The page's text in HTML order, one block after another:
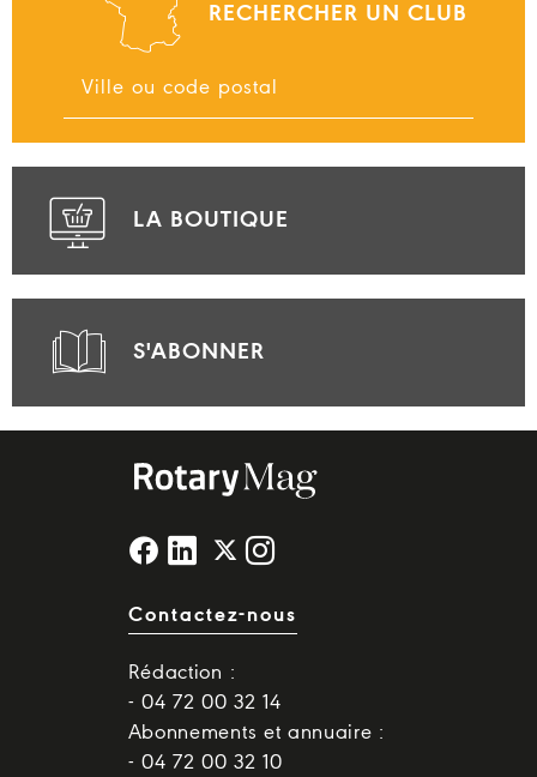
RECHERCHER UN CLUB
LA BOUTIQUE
S'ABONNER
Contactez-nous
Rédaction :
- 04 72 00 32 14
Abonnements et annuaire :
- 04 72 00 32 10